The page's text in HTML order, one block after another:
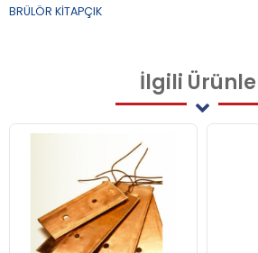
BRÜLÖR KİTAPÇIK
İlgili